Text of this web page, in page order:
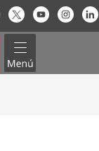
rrss
enlace-rrss
enlace-
Nº 862